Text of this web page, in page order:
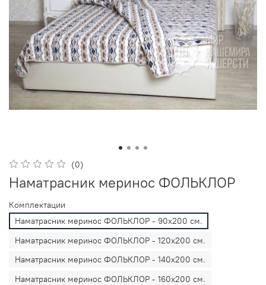
(0)
Наматрасник меринос ФОЛЬКЛОР
Комплектации
Наматрасник меринос ФОЛЬКЛОР - 90х200 см.
Наматрасник меринос ФОЛЬКЛОР - 120х200 см.
Наматрасник меринос ФОЛЬКЛОР - 140х200 см.
Наматрасник меринос ФОЛЬКЛОР - 160х200 см.